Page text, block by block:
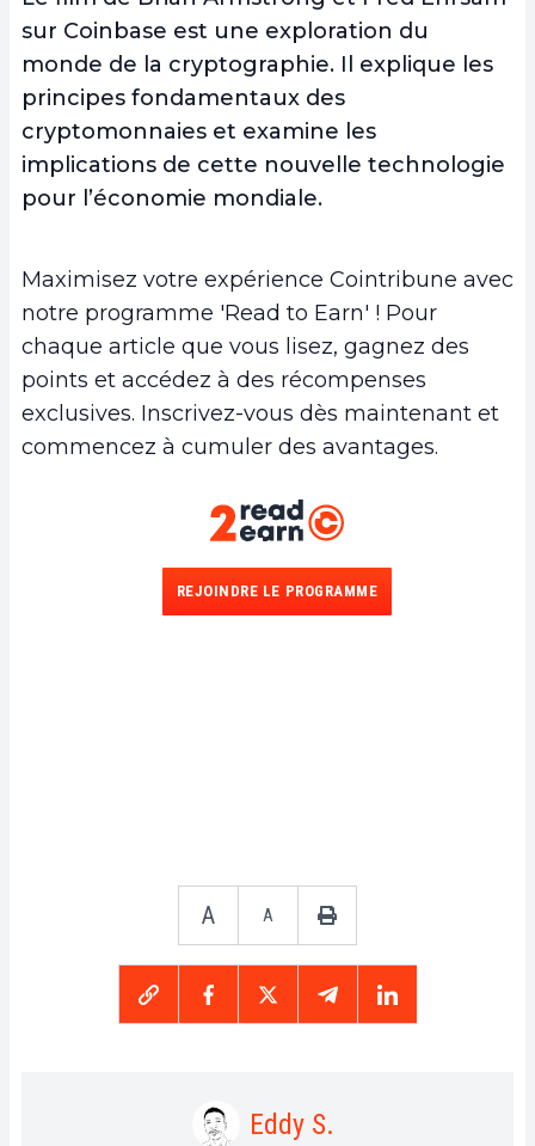
sur Coinbase est une exploration du
monde de la cryptographie. Il explique les
principes fondamentaux des
cryptomonnaies et examine les
implications de cette nouvelle technologie
pour l’économie mondiale.
Maximisez votre expérience Cointribune avec
notre programme 'Read to Earn' ! Pour
chaque article que vous lisez, gagnez des
points et accédez à des récompenses
exclusives. Inscrivez-vous dès maintenant et
commencez à cumuler des avantages.
REJOINDRE LE PROGRAMME
A A
Eddy S.